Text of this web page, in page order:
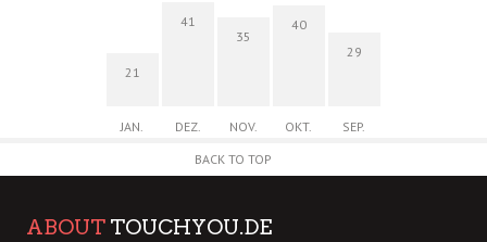
21
JAN.
41
DEZ.
35
NOV.
40
OKT.
29
SEP.
BACK TO TOP
ABOUT TOUCHYOU.DE